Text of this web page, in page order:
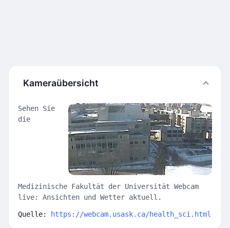
Kameraübersicht
Sehen Sie
die
Medizinische Fakultät der Universität Webcam
live: Ansichten und Wetter aktuell.
Quelle: https://webcam.usask.ca/health_sci.html